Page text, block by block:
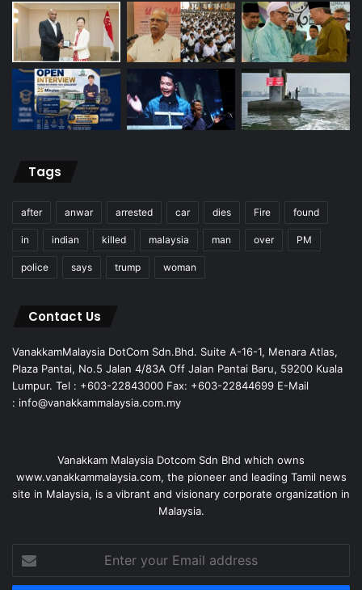
Tags
after anwar arrested car dies Fire found
in indian killed malaysia man over PM
police says trump woman
Contact Us
VanakkamMalaysia DotCom Sdn.Bhd. Suite A-16-1, Menara Atlas,
Plaza Pantai, No.5 Jalan 4/83A Off Jalan Pantai Baru, 59200 Kuala
Lumpur. Tel : +603-22843000 Fax: +603-22844699 E-Mail
: info@vanakkammalaysia.com.my
Vanakkam Malaysia Dotcom Sdn Bhd which owns
www.vanakkammalaysia.com, the pioneer and leading Tamil news
site in Malaysia, is a vibrant and visionary corporate organization in
Malaysia.
your
Email